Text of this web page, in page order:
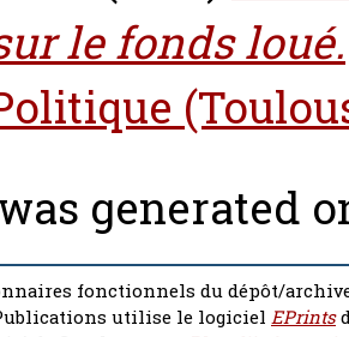
le fonds loué.
generated
fonctionnels du dépôt/
utilise le logiciel EPrints